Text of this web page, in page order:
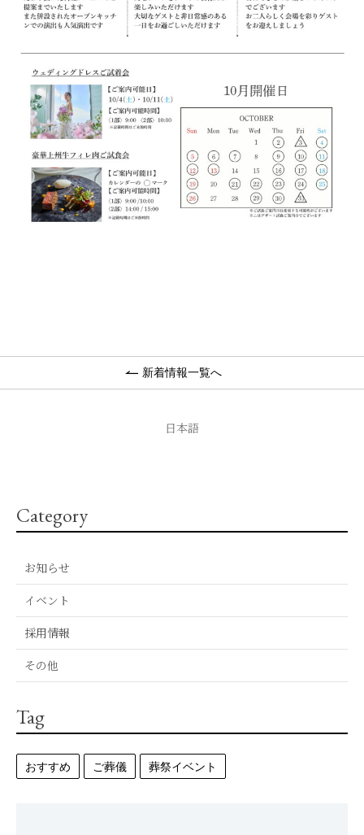
新着情報一覧へ
日本語
Category
お知らせ
イベント
採用情報
その他
Tag
おすすめ ご葬儀 葬祭イベント